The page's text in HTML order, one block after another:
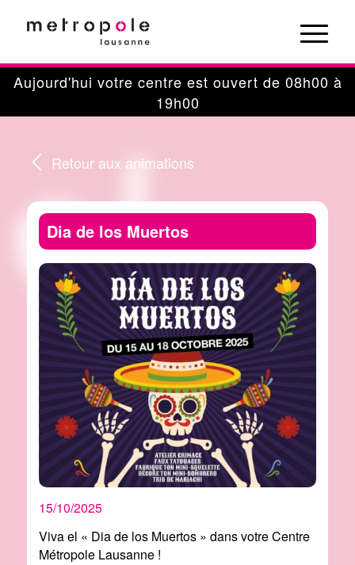
Aujourd'hui votre centre est ouvert de 08h00 à
19h00
Retour aux animations
Dia de los Muertos
15/10/2025
Viva el « Dia de los Muertos » dans votre Centre
Métropole Lausanne !